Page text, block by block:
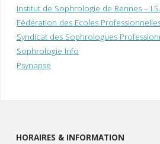
Institut de Sophrologie de Rennes –
Fédération des Ecoles
Syndicat des Sophrologues
Sophrologie Info
Psynapse
HORAIRES & INFORMATION